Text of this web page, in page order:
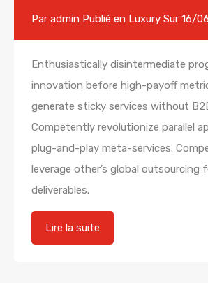
Par admin Publié en Luxury Sur 16/
Enthusiastically disintermediate
innovation before high-payoff
generate sticky services without
Competently revolutionize parallel
plug-and-play meta-services.
leverage other’s global outsourcing
deliverables.
Lire la suite